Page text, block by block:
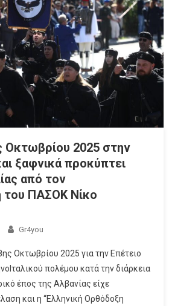
Οκτωβρίου 2025 στην
ξαφνικά προκύπτει
από τον
του ΠΑΣΟΚ Νίκο
Gr4you
Οκτωβρίου 2025 για την Επέτειο
πολέμου κατά την διάρκεια
έπος της Αλβανίας είχε
και η “Ελληνική Ορθόδοξη